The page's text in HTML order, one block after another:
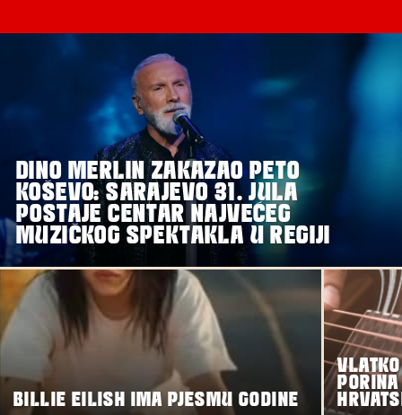
DINO MERLIN ZAKAZAO PETO
KOŠEVO: SARAJEVO 31. JULA
POSTAJE CENTAR NAJVEĆEG
MUZIČKOG SPEKTAKLA U REGIJI
BILLIE EILISH IMA PJESMU GODINE